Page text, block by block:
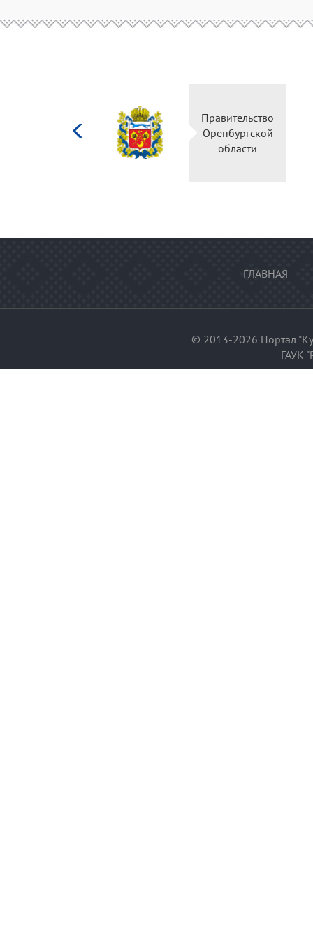
культуры
Российской
Правительство
Оренбургской
области
ГЛАВНАЯ
© 2013-2026 Портал
ГАУК